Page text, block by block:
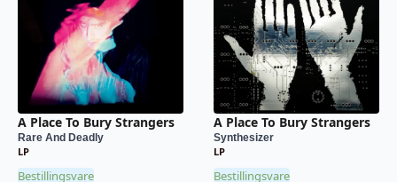
A Place To Bury Strangers
Rare And Deadly
LP
Bestillingsvare
A Place To Bury Strangers
Synthesizer
LP
Bestillingsvare